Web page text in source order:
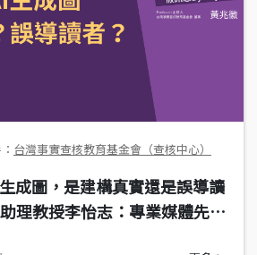
台灣事實查核教育基金會（查核中心）
成圖，是建構真實還是誤導讀
理教授李怡志：專業媒體先使